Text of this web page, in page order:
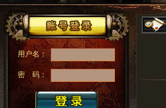
用户名：
密 码：